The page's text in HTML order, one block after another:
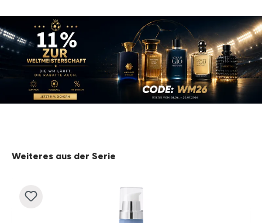
Produktgalerie überspringen
Weiteres aus der Serie